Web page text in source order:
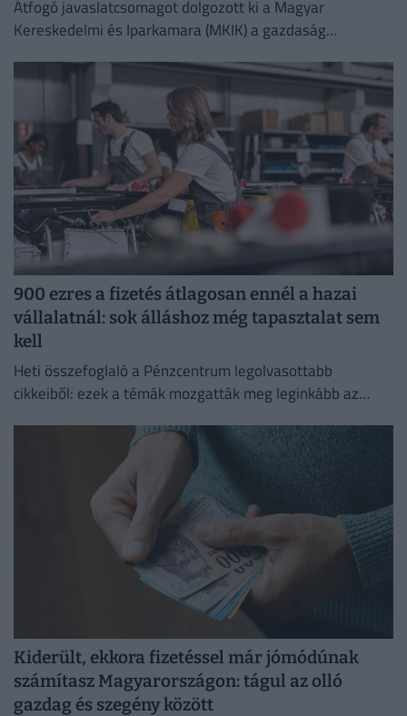
Átfogó javaslatcsomagot dolgozott ki a Magyar
Kereskedelmi és Iparkamara (MKIK) a gazdaság
kezelése érdekében.
900 ezres a fizetés átlagosan ennél a hazai
vállalatnál: sok álláshoz még tapasztalat sem
kell
Heti összefoglaló a Pénzcentrum legolvasottabb
cikkeiből: ezek a témák mozgatták meg leginkább az
Kiderült, ekkora fizetéssel már jómódúnak
számítasz Magyarországon: tágul az olló
gazdag és szegény között